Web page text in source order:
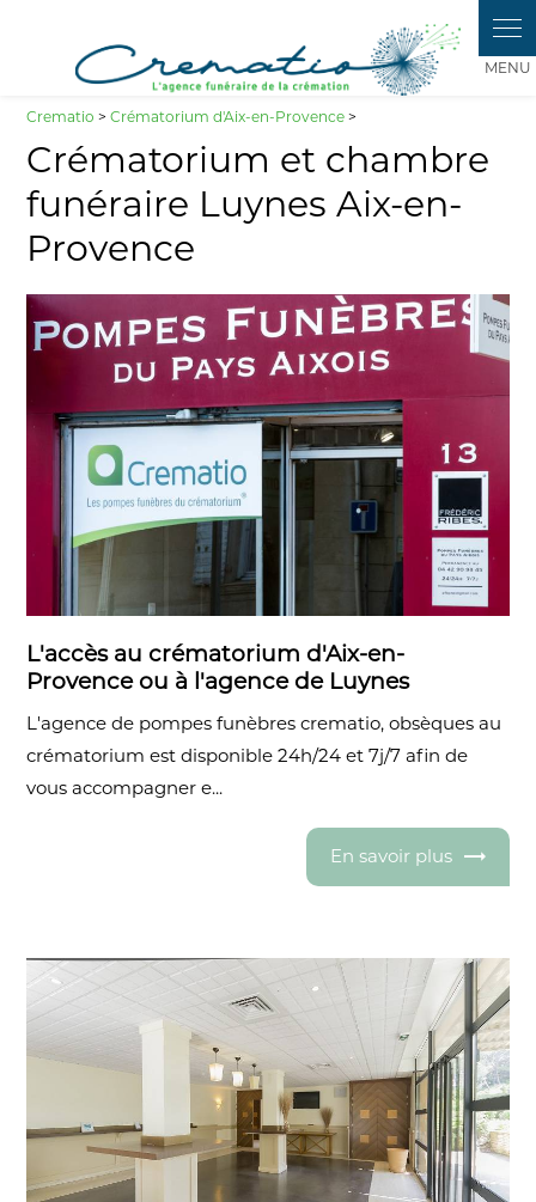
Crematio >Crématorium d'Aix-en-Provence >
Crématorium et chambre
funéraire Luynes Aix-en-
Provence
L'accès au crématorium d'Aix-en-
Provence ou à l'agence de Luynes
L'agence de pompes funèbres crematio, obsèques au
crématorium est disponible 24h/24 et 7j/7 afin de
vous accompagner e...
En savoir plus